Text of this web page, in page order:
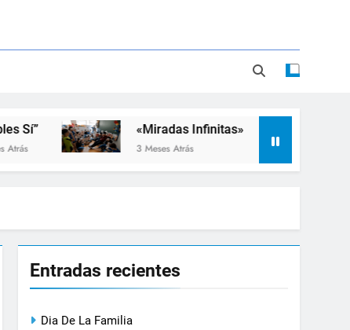
«Miradas Infinitas»
3 Meses Atrás
Entradas recientes
Dia De La Familia